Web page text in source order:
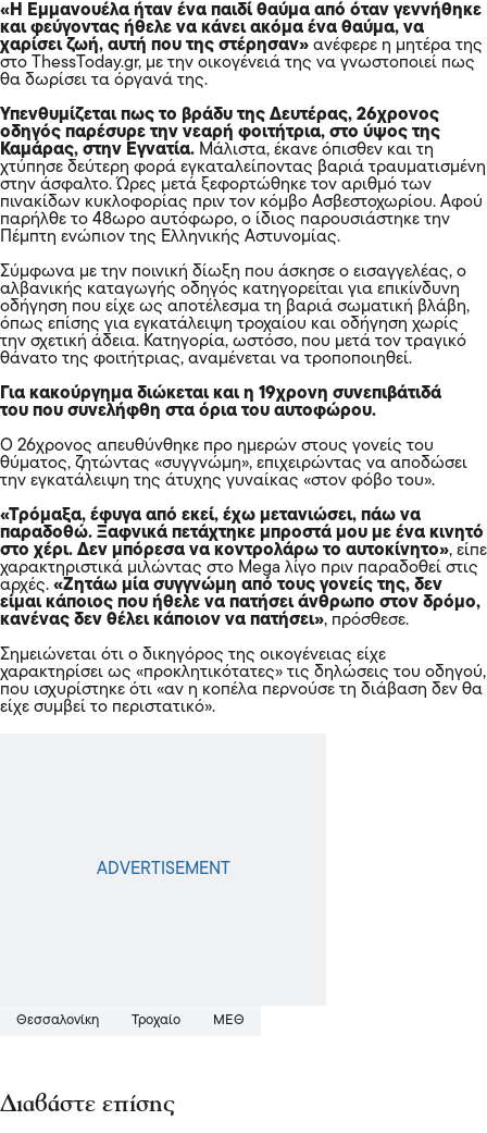
«Η Εμμανουέλα ήταν ένα παιδί θαύμα από όταν γεννήθηκε
και φεύγοντας ήθελε να κάνει ακόμα ένα θαύμα, να
χαρίσει ζωή, αυτή που της στέρησαν» ανέφερε η μητέρα της
στο ThessToday.gr, με την οικογένειά της να γνωστοποιεί πως
θα δωρίσει τα όργανά της.
Υπενθυμίζεται πως το βράδυ της Δευτέρας, 26χρονος
οδηγός παρέσυρε την νεαρή φοιτήτρια, στο ύψος της
Καμάρας, στην Εγνατία. Μάλιστα, έκανε όπισθεν και τη
χτύπησε δεύτερη φορά εγκαταλείποντας βαριά τραυματισμένη
στην άσφαλτο. Ώρες μετά ξεφορτώθηκε τον αριθμό των
πινακίδων κυκλοφορίας πριν τον κόμβο Ασβεστοχωρίου. Αφού
παρήλθε το 48ωρο αυτόφωρο, ο ίδιος παρουσιάστηκε την
Πέμπτη ενώπιον της Ελληνικής Αστυνομίας.
Σύμφωνα με την ποινική δίωξη που άσκησε ο εισαγγελέας, ο
αλβανικής καταγωγής οδηγός κατηγορείται για επικίνδυνη
οδήγηση που είχε ως αποτέλεσμα τη βαριά σωματική βλάβη,
όπως επίσης για εγκατάλειψη τροχαίου και οδήγηση χωρίς
την σχετική άδεια. Κατηγορία, ωστόσο, που μετά τον τραγικό
θάνατο της φοιτήτριας, αναμένεται να τροποποιηθεί.
Για κακούργημα διώκεται και η 19χρονη συνεπιβάτιδά
του που συνελήφθη στα όρια του αυτοφώρου.
Ο 26χρονος απευθύνθηκε προ ημερών στους γονείς του
θύματος, ζητώντας «συγγνώμη», επιχειρώντας να αποδώσει
την εγκατάλειψη της άτυχης γυναίκας «στον φόβο του».
«Τρόμαξα, έφυγα από εκεί, έχω μετανιώσει, πάω να
παραδοθώ. Ξαφνικά πετάχτηκε μπροστά μου με ένα κινητό
στο χέρι. Δεν μπόρεσα να κοντρολάρω το αυτοκίνητο», είπε
χαρακτηριστικά μιλώντας στο Mega λίγο πριν παραδοθεί στις
αρχές. «Ζητάω μία συγγνώμη από τους γονείς της, δεν
είμαι κάποιος που ήθελε να πατήσει άνθρωπο στον δρόμο,
κανένας δεν θέλει κάποιον να πατήσει», πρόσθεσε.
Σημειώνεται ότι ο δικηγόρος της οικογένειας είχε
χαρακτηρίσει ως «προκλητικότατες» τις δηλώσεις του οδηγού,
που ισχυρίστηκε ότι «αν η κοπέλα περνούσε τη διάβαση δεν θα
είχε συμβεί το περιστατικό».
Θεσσαλονίκη Τροχαίο ΜΕΘ
Διαβάστε επίσης